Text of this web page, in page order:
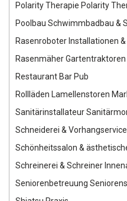
Polarity Therapie Polarity
Poolbau Schwimmbadbau &
Rasenroboter Installationen
Rasenmäher Gartentraktoren
Restaurant Bar Pub
Rollläden Lamellenstoren
Sanitärinstallateur
Schneiderei & Vorhangservice
Schönheitssalon &
Schreinerei & Schreiner
Seniorenbetreuung